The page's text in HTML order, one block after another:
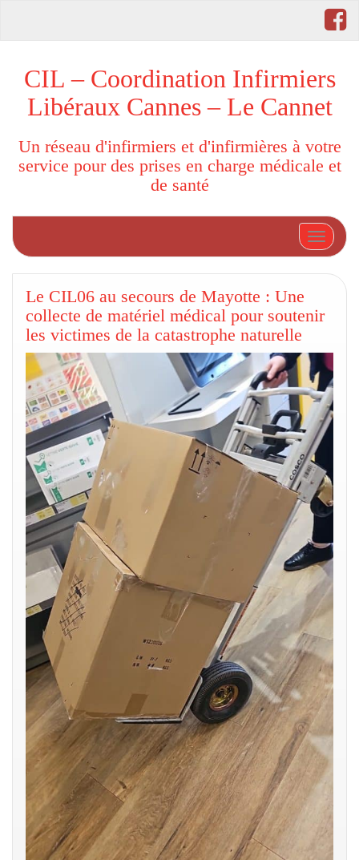
CIL – Coordination Infirmiers
Libéraux Cannes – Le Cannet
Un réseau d'infirmiers et d'infirmières à votre
service pour des prises en charge médicale et
de santé
Le CIL06 au secours de Mayotte : Une
collecte de matériel médical pour soutenir
les victimes de la catastrophe naturelle